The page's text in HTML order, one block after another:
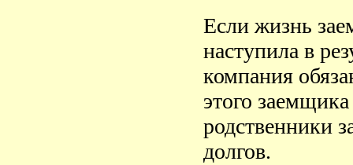
Если жизнь
наступила в
компания
этого
родственники
долгов.